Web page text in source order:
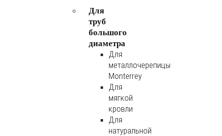
Для
труб
большого
диаметра
Для
металлочерепицы
Monterrey
Для
мягкой
кровли
Для
натуральной